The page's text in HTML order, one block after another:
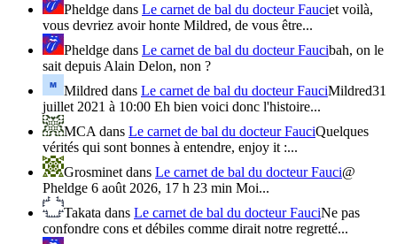
Pheldge dans Le carnet de bal du docteur Fauciet voilà,
vous devriez avoir honte Mildred, de vous être...
Pheldge dans Le carnet de bal du docteur Faucibah, on le
sait depuis Alain Delon, non ?
Mildred dans Le carnet de bal du docteur FauciMildred31
juillet 2021 à 10:00 Eh bien voici donc l'histoire...
MCA dans Le carnet de bal du docteur FauciQuelques
vérités qui sont bonnes à entendre, enjoy it :...
Grosminet dans Le carnet de bal du docteur Fauci@
Pheldge 6 août 2026, 17 h 23 min Moi...
Takata dans Le carnet de bal du docteur FauciNe pas
confondre cons et débiles comme dirait notre regretté...